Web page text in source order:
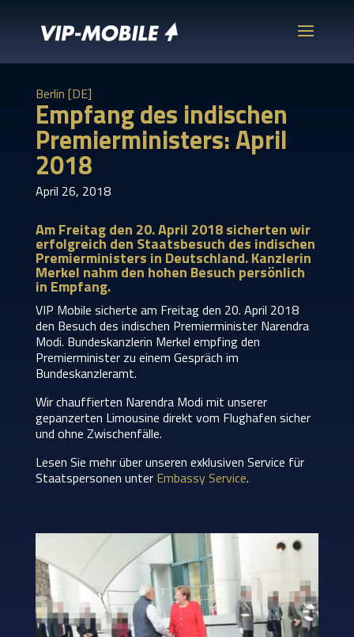
Berlin [DE]
Empfang des indischen
Premierministers: April
2018
April 26, 2018
Am Freitag den 20. April 2018 sicherten wir
erfolgreich den Staatsbesuch des indischen
Premierministers in Deutschland. Kanzlerin
Merkel nahm den hohen Besuch persönlich
in Empfang.
VIP Mobile sicherte am Freitag den 20. April 2018
den Besuch des indischen Premierminister Narendra
Modi. Bundeskanzlerin Merkel empfing den
Premierminister zu einem Gespräch im
Bundeskanzleramt.
Wir chauffierten Narendra Modi mit unserer
gepanzerten Limousine direkt vom Flughafen sicher
und ohne Zwischenfälle.
Lesen Sie mehr über unseren exklusiven Service für
Staatspersonen unter Embassy Service.